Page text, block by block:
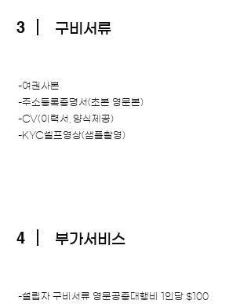
3 구비서류
-여권사본
-주소등록증명서(초본 영문본)
-CV(이력서, 양식제공)
-KYC셀프영상(샘플촬영)
4 부가서비스
-설립자 구비서류 영문공증대행비 1인당 $100